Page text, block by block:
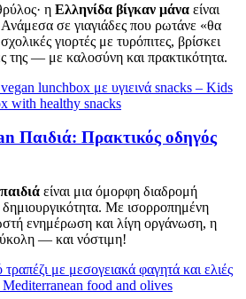
η Ελληνίδα βίγκαν μάνα είναι
σε γιαγιάδες που ρωτάνε «θα
γιορτές με τυρόπιτες, βρίσκει
της — με καλοσύνη και πρακτικότητα.
Παιδιά: Πρακτικός οδηγός
είναι μια όμορφη διαδρομή
δημιουργικότητα. Με ισορροπημένη
ενημέρωση και λίγη οργάνωση, η
— και νόστιμη!